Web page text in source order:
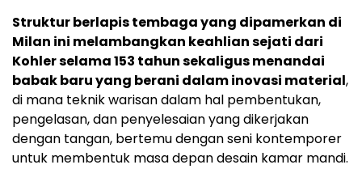
Struktur berlapis tembaga yang dipamerkan di
Milan ini melambangkan keahlian sejati dari
Kohler selama 153 tahun sekaligus menandai
babak baru yang berani dalam inovasi material,
di mana teknik warisan dalam hal pembentukan,
pengelasan, dan penyelesaian yang dikerjakan
dengan tangan, bertemu dengan seni kontemporer
untuk membentuk masa depan desain kamar mandi.